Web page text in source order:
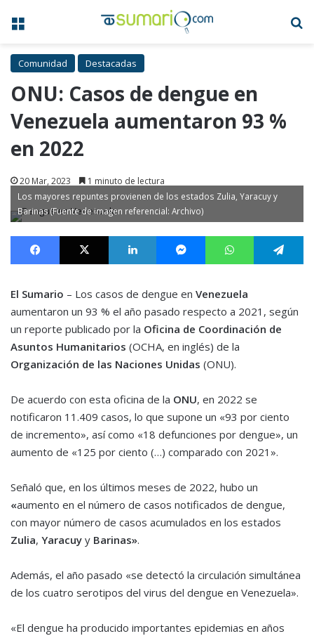
Menú
Comunidad Destacadas
ONU: Casos de dengue en
Venezuela aumentaron 93 %
en 2022
20 Mar, 2023 1 minuto de lectura
Los mayores repuntes provienen de los estados Zulia, Yaracuy y
Barinas (Fuente de imagen referencial: Archivo)
Facebook X LinkedIn MessengerWhatsApp
El Sumario – Los casos de dengue en Venezuela
aumentaron un 93 % el año pasado respecto a 2021, según
un reporte publicado por la Oficina de Coordinación de
Asuntos Humanitarios (OCHA, en inglés) de la
Organización de las Naciones Unidas (ONU).
De acuerdo con esta oficina de la ONU, en 2022 se
notificaron 11.409 casos, lo que supone un «93 por ciento
de incremento», así como «18 defunciones por dengue», un
aumento de «125 por ciento (…) comparado con 2021».
Señaló que, en los últimos meses de 2022, hubo un
«aumento en el número de casos notificados de dengue,
con mayor número de casos acumulados en los estados
Zulia, Yaracuy y Barinas».
Además, el año pasado «se detectó la circulación simultánea
de los cuatro serotipos del virus del dengue en Venezuela».
«El dengue ha producido importantes epidemias en años